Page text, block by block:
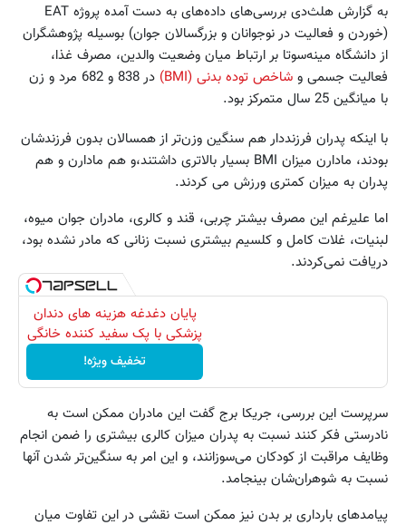
به گزارش هلث‌دی بررسی‌های داده‌های به دست آمده پروژه EAT
(خوردن و فعالیت در نوجوانان و بزرگسالان جوان) بوسیله پژوهشگران
از دانشگاه مینه‌سوتا بر ارتباط میان وضعیت والدین، مصرف غذا،
فعالیت جسمی و شاخص توده بدنی (BMI)
در 838 و 682 مرد و زن
با میانگین 25 سال متمرکز بود.
با اینکه پدران فرزند‌دار هم سنگین‌ وزن‌تر از همسالان بدون فرزندشان
بودند، مادارن میزان BMI بسیار بالاتری داشتند،‌و هم مادارن و هم
پدران به میزان کمتری ورزش می کردند.
اما علیرغم این مصرف بیشتر چربی، قند و کالری، مادران جوان میوه،‌
لبنیات، غلات کامل و کلسیم بیشتری نسبت زنانی که مادر نشده بود،
دریافت نمی‌کردند.
پایان دغدغه هزینه های دندان
پزشکی با پک سفید کننده خانگی
تخفیف ویژه!
سرپرست این بررسی،‌ جریکا برج گفت این مادران ممکن است به
نادرستی فکر کنند نسبت به پدران میزان کالری بیشتری را ضمن انجام
وظایف مراقبت از کودکان می‌‌‌‌سوزانند، و این امر به سنگین‌تر شدن آنها
نسبت به شوهران‌شان بینجامد.
پیامدهای بارداری بر بدن نیز ممکن است نقشی در این تفاوت میان